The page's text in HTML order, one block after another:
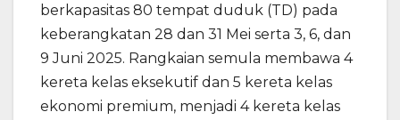
berkapasitas 80 tempat duduk (TD) pada
keberangkatan 28 dan 31 Mei serta 3, 6, dan
9 Juni 2025. Rangkaian semula membawa 4
kereta kelas eksekutif dan 5 kereta kelas
ekonomi premium, menjadi 4 kereta kelas